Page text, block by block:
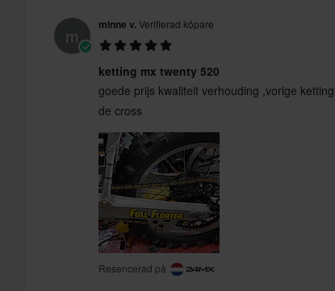
m minne v.Verifierad köpare
ketting mx twenty 520
goede prijs kwaliteit verhouding ,vorige
de cross
Resencerad på